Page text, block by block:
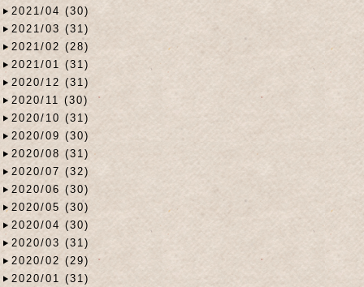
2021/04 (30)
2021/03 (31)
2021/02 (28)
2021/01 (31)
2020/12 (31)
2020/11 (30)
2020/10 (31)
2020/09 (30)
2020/08 (31)
2020/07 (32)
2020/06 (30)
2020/05 (30)
2020/04 (30)
2020/03 (31)
2020/02 (29)
2020/01 (31)